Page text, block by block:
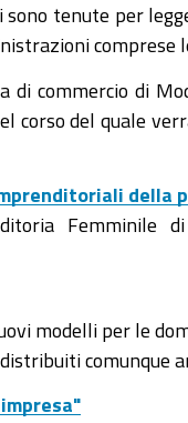
tenute per
comprese
di commercio di
corso del quale
della
Femminile
modelli per le
comunque